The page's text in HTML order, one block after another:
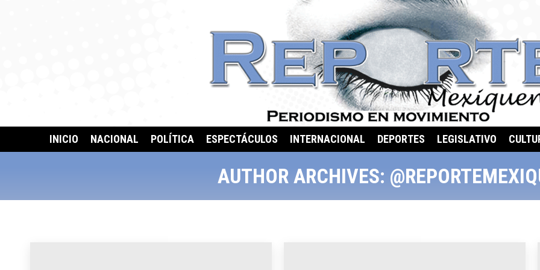
INICIO NACIONAL POLÍTICA ESPECTÁCULOS INTERNACIONAL DEPORTES LEGISLATIVO
AUTHOR ARCHIVES: